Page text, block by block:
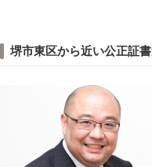
堺市東区から近い公正証